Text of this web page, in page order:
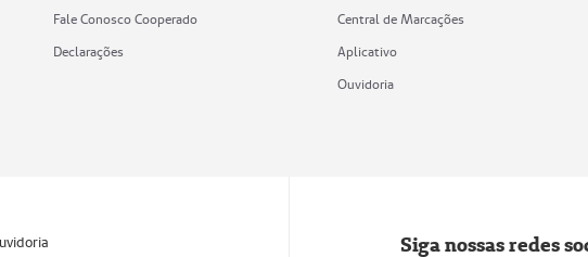
Fale Conosco Cooperado
Declarações
Central de Marcações
Aplicativo
Ouvidoria
Siga nossas redes